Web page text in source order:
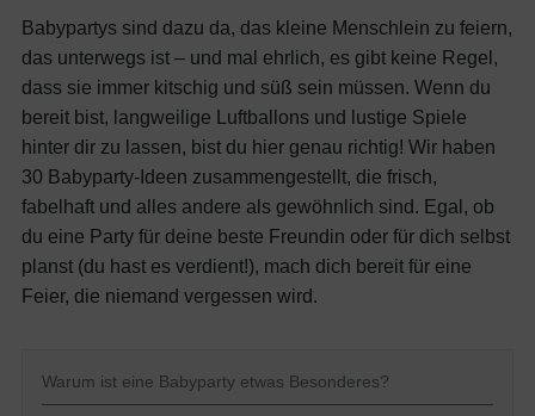
Babypartys sind dazu da, das kleine Menschlein zu feiern,
das unterwegs ist – und mal ehrlich, es gibt keine Regel,
dass sie immer kitschig und süß sein müssen. Wenn du
bereit bist, langweilige Luftballons und lustige Spiele
hinter dir zu lassen, bist du hier genau richtig! Wir haben
30 Babyparty-Ideen zusammengestellt, die frisch,
fabelhaft und alles andere als gewöhnlich sind. Egal, ob
du eine Party für deine beste Freundin oder für dich selbst
planst (du hast es verdient!), mach dich bereit für eine
Feier, die niemand vergessen wird.
Warum ist eine Babyparty etwas Besonderes?